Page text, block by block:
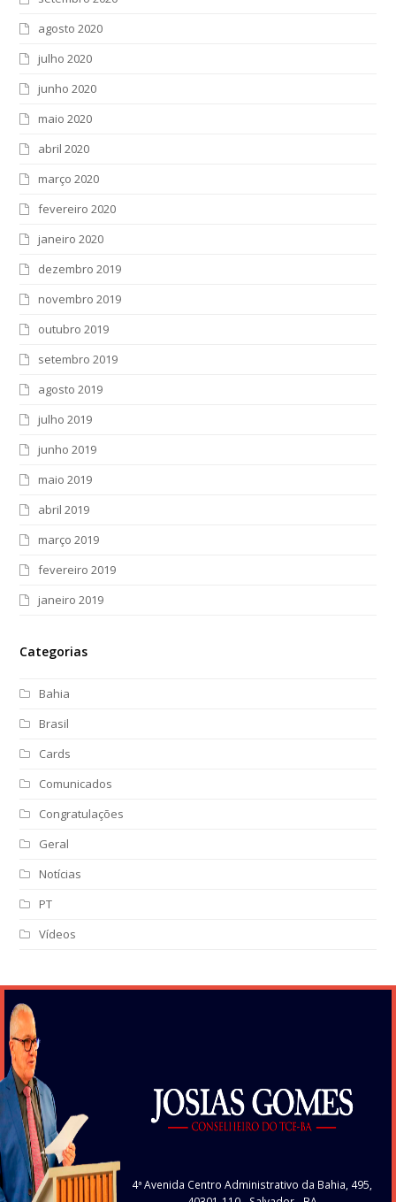
agosto 2020
julho 2020
junho 2020
maio 2020
abril 2020
março 2020
fevereiro 2020
janeiro 2020
dezembro 2019
novembro 2019
outubro 2019
setembro 2019
agosto 2019
julho 2019
junho 2019
maio 2019
abril 2019
março 2019
fevereiro 2019
janeiro 2019
Categorias
Bahia
Brasil
Cards
Comunicados
Congratulações
Geral
Notícias
PT
Vídeos
4ª Avenida Centro Administrativo da Bahia, 495,